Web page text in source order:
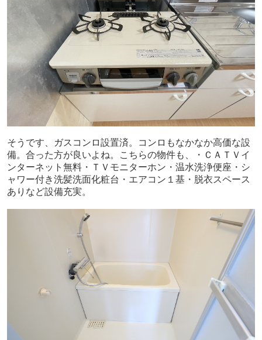
そうです、ガスコンロ設置済。コンロもなかなか高価な設
備。合った方が良いよね。こちらの物件も、・ＣＡＴＶイ
ンターネット無料・ＴＶモニターホン・温水洗浄便座・シ
ャワー付き洗髪洗面化粧台・エアコン１基・脱衣スペース
ありなど設備充実。